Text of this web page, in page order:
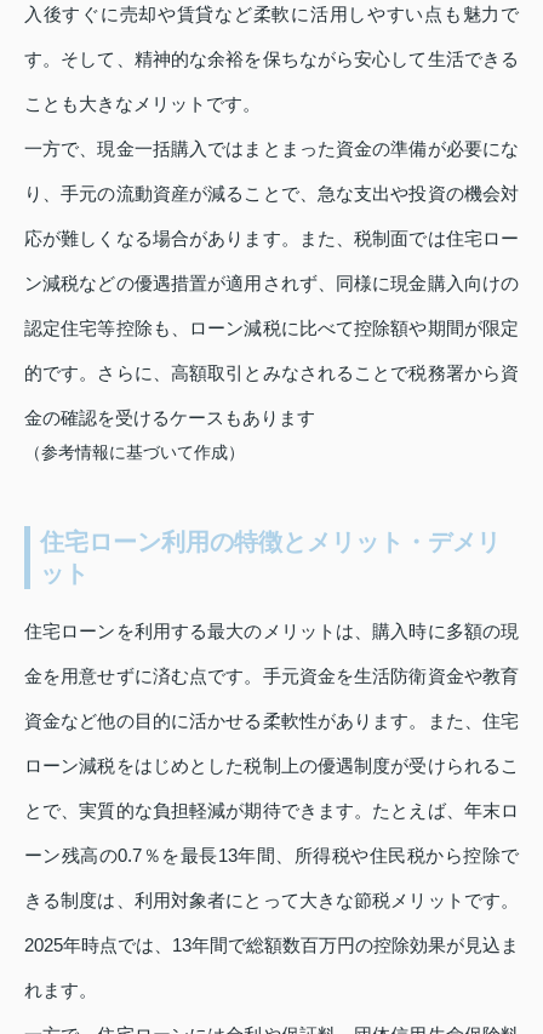
入後すぐに売却や賃貸など柔軟に活用しやすい点も魅力で
す。そして、精神的な余裕を保ちながら安心して生活できる
ことも大きなメリットです。
一方で、現金一括購入ではまとまった資金の準備が必要にな
り、手元の流動資産が減ることで、急な支出や投資の機会対
応が難しくなる場合があります。また、税制面では住宅ロー
ン減税などの優遇措置が適用されず、同様に現金購入向けの
認定住宅等控除も、ローン減税に比べて控除額や期間が限定
的です。さらに、高額取引とみなされることで税務署から資
金の確認を受けるケースもあります
（参考情報に基づいて作成）
住宅ローン利用の特徴とメリット・デメリ
ット
住宅ローンを利用する最大のメリットは、購入時に多額の現
金を用意せずに済む点です。手元資金を生活防衛資金や教育
資金など他の目的に活かせる柔軟性があります。また、住宅
ローン減税をはじめとした税制上の優遇制度が受けられるこ
とで、実質的な負担軽減が期待できます。たとえば、年末ロ
ーン残高の0.7％を最長13年間、所得税や住民税から控除で
きる制度は、利用対象者にとって大きな節税メリットです。
2025年時点では、13年間で総額数百万円の控除効果が見込ま
れます。